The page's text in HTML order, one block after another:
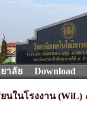
าลัย Download
นในโรงงาน (WiL)